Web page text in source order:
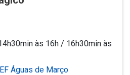
às 16h / 16h30min às
Águas de Março